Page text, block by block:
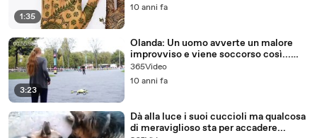
1:35
10 anni fa
3:23
Olanda: Un uomo avverte un malore
improvviso e viene soccorso così...
NON CI CREDO!
365Video
10 anni fa
Dà alla luce i suoi cuccioli ma qualcosa
di meraviglioso sta per accadere...